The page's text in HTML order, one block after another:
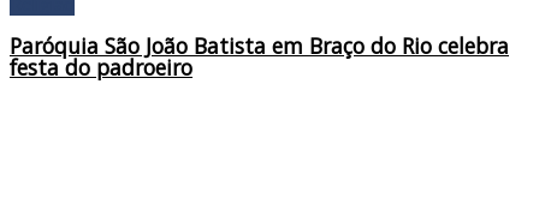
Paróquia São João Batista em Braço do Rio celebra
festa do padroeiro